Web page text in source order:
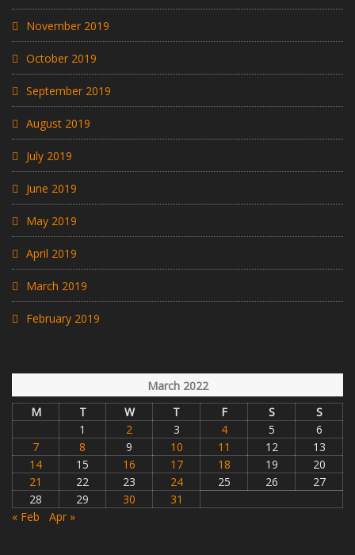
November 2019
October 2019
September 2019
August 2019
July 2019
June 2019
May 2019
April 2019
March 2019
February 2019
March 2022
M
T W T F S
S
1
2 3 4 5
6
7
8 9 10 11 12
13
14
15 16 17 18 19
20
21
22 23 24 25 26
27
28
29 30
31
« Feb
Apr »